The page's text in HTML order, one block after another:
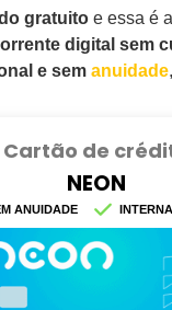
gratuito e essa é
digital sem
e sem anuidade
Cartão de
NEON
ANUIDADE